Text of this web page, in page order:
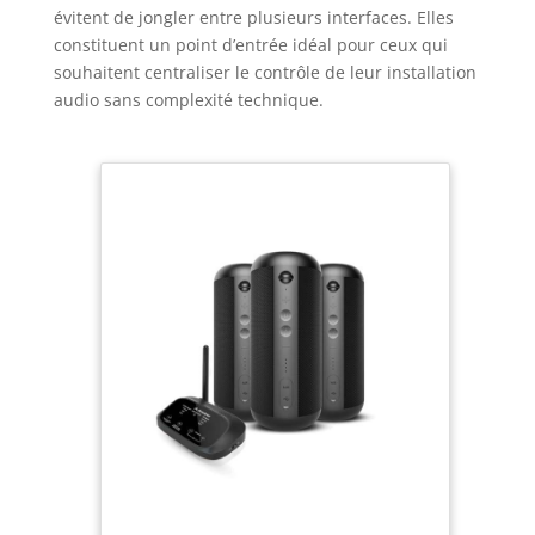
ou appareils compatibles AirPlay.
évitent de jongler entre plusieurs interfaces. Elles
constituent un point d’entrée idéal pour ceux qui
souhaitent centraliser le contrôle de leur installation
audio sans complexité technique.